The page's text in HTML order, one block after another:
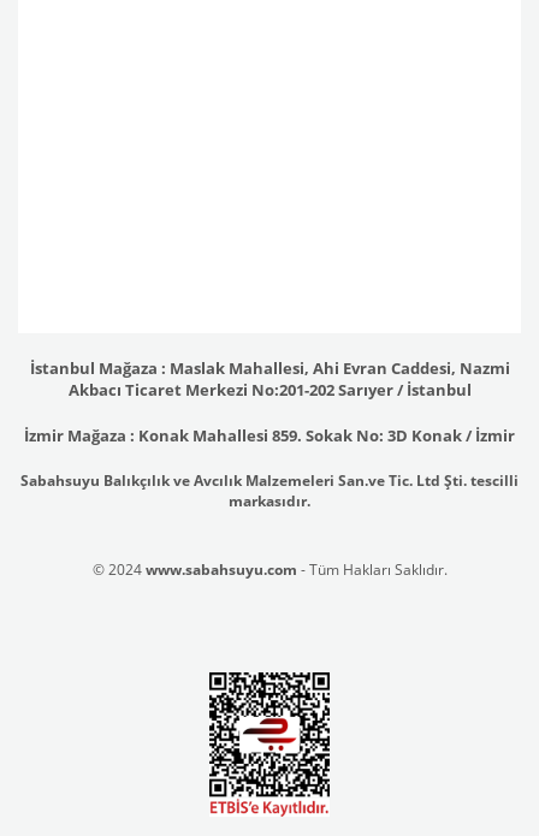
İstanbul Mağaza : Maslak Mahallesi, Ahi Evran Caddesi, Nazmi
Akbacı Ticaret Merkezi No:201-202 Sarıyer / İstanbul
İzmir Mağaza : Konak Mahallesi 859. Sokak No: 3D Konak / İzmir
Sabahsuyu Balıkçılık ve Avcılık Malzemeleri San.ve Tic. Ltd Şti. tescilli
markasıdır.
© 2024www.sabahsuyu.com - Tüm Hakları Saklıdır.